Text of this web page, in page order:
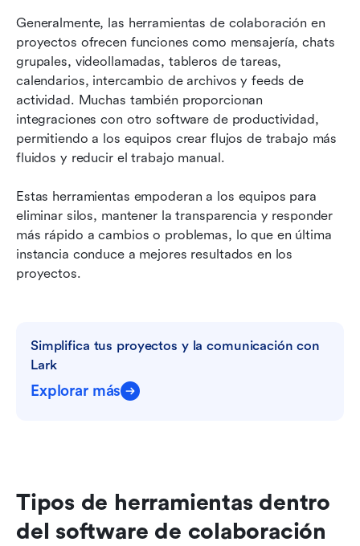
Generalmente, las herramientas de colaboración en
proyectos ofrecen funciones como mensajería, chats
grupales, videollamadas, tableros de tareas,
calendarios, intercambio de archivos y feeds de
actividad. Muchas también proporcionan
integraciones con otro software de productividad,
permitiendo a los equipos crear flujos de trabajo más
fluidos y reducir el trabajo manual.
Estas herramientas empoderan a los equipos para
eliminar silos, mantener la transparencia y responder
más rápido a cambios o problemas, lo que en última
instancia conduce a mejores resultados en los
proyectos.
Simplifica tus proyectos y la comunicación con
Lark
Explorar más
Tipos de herramientas dentro
del software de colaboración